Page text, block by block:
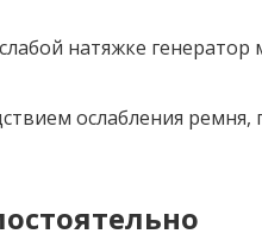
натяжке генератор
ослабления ремня,